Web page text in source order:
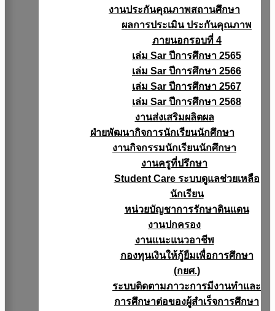
งานประกันคุณภาพสถานศึกษา
ผลการประเมิน ประกันคุณภาพ
ภายนอกรอบที่ 4
เล่ม Sar ปีการศึกษา 2565
เล่ม Sar ปีการศึกษา 2566
เล่ม Sar ปีการศึกษา 2567
เล่ม Sar ปีการศึกษา 2568
งานส่งเสริมผลิตผล
ฝ่ายพัฒนากิจการนักเรียนนักศึกษา
งานกิจกรรมนักเรียนนักศึกษา
งานครูที่ปรึกษา
Student Care ระบบดูแลช่วยเหลือ
นักเรียน
หน่วยบัญชาการรักษาดินแดน
งานปกครอง
งานแนะแนวอาชีพ
กองทุนเงินให้กู้ยืมเพื่อการศึกษา
(กยศ.)
ระบบติดตามภาวะการมีงานทำและ
การศึกษาต่อของผู้สำเร็จการศึกษา